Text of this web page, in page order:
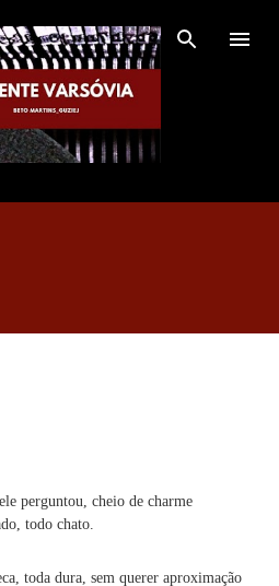
conteúdo principal
perguntou, cheio de charme
todo chato.
toda dura, sem querer aproximação